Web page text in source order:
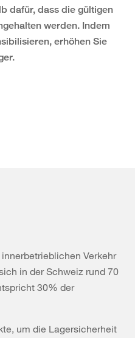
dafür, dass die gültigen
werden. Indem
erhöhen Sie
Verkehr
in der Schweiz rund 70
30% der
um die Lagersicherheit